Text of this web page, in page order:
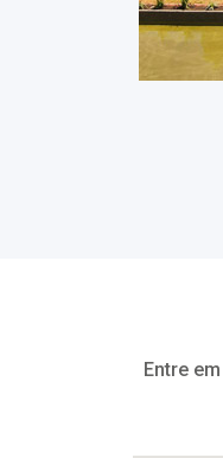
Entre